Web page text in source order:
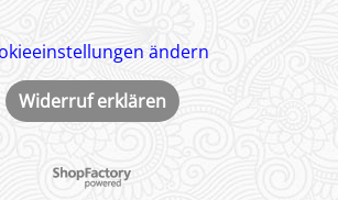
ändern
Widerruf erklären
erstellt mit ShopFactory Shop Software.